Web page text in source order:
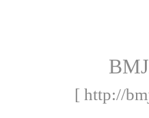
[ http://